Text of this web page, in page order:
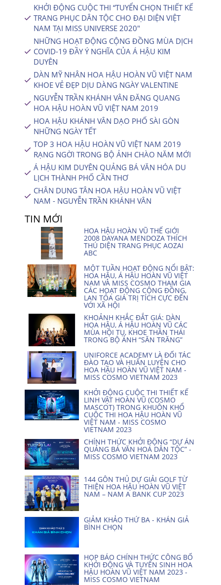
KHỞI ĐỘNG CUỘC THI “TUYỂN CHỌN THIẾT KẾ
TRANG PHỤC DÂN TỘC CHO ĐẠI DIỆN VIỆT
NAM TẠI MISS UNIVERSE 2020″
NHỮNG HOẠT ĐỘNG CỘNG ĐỒNG MÙA DỊCH
COVID-19 ĐẦY Ý NGHĨA CỦA Á HẬU KIM
DUYÊN
DÀN MỸ NHÂN HOA HẬU HOÀN VŨ VIỆT NAM
KHOE VẺ ĐẸP DỊU DÀNG NGÀY VALENTINE
NGUYỄN TRẦN KHÁNH VÂN ĐĂNG QUANG
HOA HẬU HOÀN VŨ VIỆT NAM 2019
HOA HẬU KHÁNH VÂN DẠO PHỐ SÀI GÒN
NHỮNG NGÀY TẾT
TOP 3 HOA HẬU HOÀN VŨ VIỆT NAM 2019
RẠNG NGỜI TRONG BỘ ẢNH CHÀO NĂM MỚI
Á HẬU KIM DUYÊN QUẢNG BÁ VĂN HÓA DU
LỊCH THÀNH PHỐ CẦN THƠ
CHÂN DUNG TÂN HOA HẬU HOÀN VŨ VIỆT
NAM - NGUYỄN TRẦN KHÁNH VÂN
TIN MỚI
HOA HẬU HOÀN VŨ THẾ GIỚI
2008 DAYANA MENDOZA THÍCH
THÚ DIỆN TRANG PHỤC AOZAI
ABC
MỘT TUẦN HOẠT ĐỘNG NỔI BẬT:
HOA HẬU, Á HẬU HOÀN VŨ VIỆT
NAM VÀ MISS COSMO THAM GIA
CÁC HOẠT ĐỘNG CỘNG ĐỒNG,
LAN TỎA GIÁ TRỊ TÍCH CỰC ĐẾN
VỚI XÃ HỘI
KHOẢNH KHẮC ĐẮT GIÁ: DÀN
HOA HẬU, Á HẬU HOÀN VŨ CÁC
MÙA HỘI TỤ, KHOE THẦN THÁI
TRONG BỘ ẢNH “SĂN TRĂNG”
UNIFORCE ACADEMY LÀ ĐỐI TÁC
ĐÀO TẠO VÀ HUẤN LUYỆN CHO
HOA HẬU HOÀN VŨ VIỆT NAM -
MISS COSMO VIETNAM 2023
KHỞI ĐỘNG CUỘC THI THIẾT KẾ
LINH VẬT HOÀN VŨ (COSMO
MASCOT) TRONG KHUÔN KHỔ
CUỘC THI HOA HẬU HOÀN VŨ
VIỆT NAM - MISS COSMO
VIETNAM 2023
CHÍNH THỨC KHỞI ĐỘNG “DỰ ÁN
QUẢNG BÁ VĂN HOÁ DÂN TỘC” -
MISS COSMO VIETNAM 2023
144 GÔN THỦ DỰ GIẢI GOLF TỪ
THIỆN HOA HẬU HOÀN VŨ VIỆT
NAM – NAM A BANK CUP 2023
GIẢM KHẢO THỨ BA - KHÁN GIẢ
BÌNH CHỌN
HỌP BÁO CHÍNH THỨC CÔNG BỐ
KHỞI ĐỘNG VÀ TUYỂN SINH HOA
HẬU HOÀN VŨ VIỆT NAM 2023 -
MISS COSMO VIETNAM